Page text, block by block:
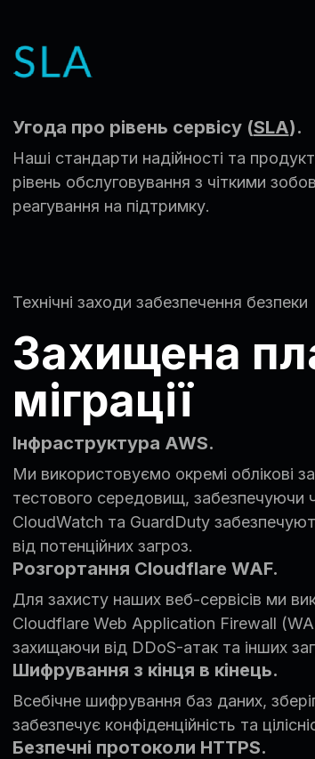
Угода про рівень сервісу (SLA).
Наші стандарти надійності та
рівень обслуговування з чіткими
реагування на підтримку.
Технічні заходи забезпечення безпеки
Захищена
міграції
Інфраструктура AWS.
Ми використовуємо окремі облікові
тестового середовищ, забезпечуючи
CloudWatch та GuardDuty
від потенційних загроз.
Розгортання Cloudflare WAF.
Для захисту наших веб-сервісів ми
Cloudflare Web Application Firewall
захищаючи від DDoS-атак та інших
Шифрування з кінця в кінець.
Всебічне шифрування баз даних,
забезпечує конфіденційність та
Безпечні протоколи HTTPS.